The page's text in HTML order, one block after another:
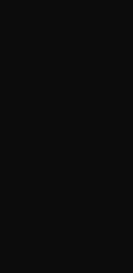
durumunda, firmanın
ve kullanıcı adı